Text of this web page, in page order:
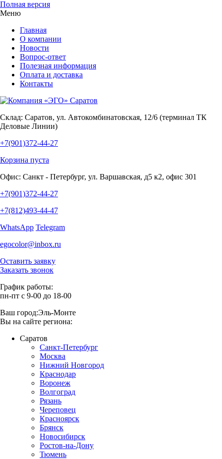
Полная версия
Меню
Главная
О компании
Новости
Вопрос-ответ
Полезная информация
Оплата и доставка
Контакты
Склад: Саратов, ул. Автокомбинатовская, 12/6 (терминал ТК
Деловые Линии)
+7(901)372-44-27
Корзина пуста
Офис: Санкт - Петербург, ул. Варшавская, д5 к2, офис 301
+7(901)372-44-27
+7(812)493-44-47
WhatsApp Telegram
egocolor@inbox.ru
Оставить заявку
Заказать звонок
График работы:
пн-пт с 9-00 до 18-00
Ваш город:Эль-Монте
Вы на сайте региона:
Саратов
Санкт-Петербург
Москва
Нижний Новгород
Краснодар
Воронеж
Волгоград
Рязань
Череповец
Красноярск
Брянск
Новосибирск
Ростов-на-Дону
Тюмень